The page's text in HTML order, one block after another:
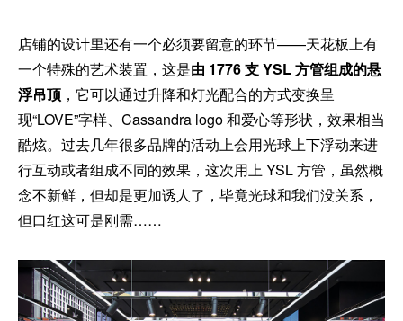
店铺的设计里还有一个必须要留意的环节——天花板上有
一个特殊的艺术装置，这是由 1776 支 YSL 方管组成的悬
浮吊顶 ，它可以通过升降和灯光配合的方式变换呈
现“LOVE”字样、Cassandra logo 和爱心等形状，效果相当
酷炫。过去几年很多品牌的活动上会用光球上下浮动来进
行互动或者组成不同的效果，这次用上 YSL 方管，虽然概
念不新鲜，但却是更加诱人了，毕竟光球和我们没关系，
但口红这可是刚需……